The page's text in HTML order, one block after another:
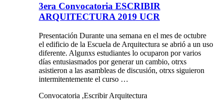
3era Convocatoria ESCRIBIR
ARQUITECTURA 2019 UCR
Presentación Durante una semana en el mes de octubre
el edificio de la Escuela de Arquitectura se abrió a un uso
diferente. Algunxs estudiantes lo ocuparon por varios
días entusiasmados por generar un cambio, otrxs
asistieron a las asambleas de discusión, otrxs siguieron
intermitentemente el curso …
Convocatoria ,Escribir Arquitectura